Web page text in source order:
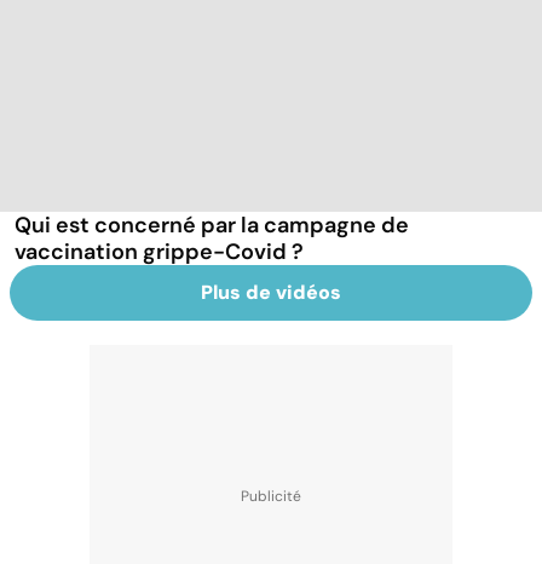
Qui est concerné par la campagne de
vaccination grippe-Covid ?
Plus de vidéos